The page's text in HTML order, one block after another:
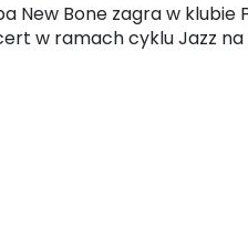
New Bone zagra w klubie
w ramach cyklu Jazz na